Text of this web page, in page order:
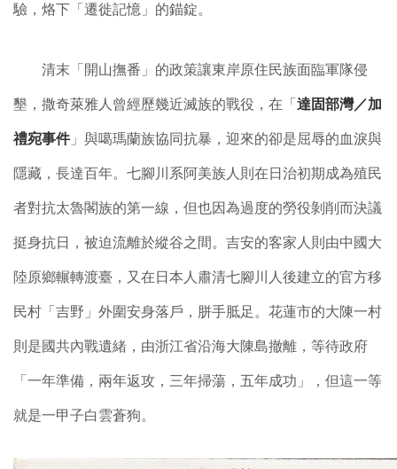
驗，烙下「遷徙記憶」的錨錠。
清末「開山撫番」的政策讓東岸原住民族面臨軍隊侵
墾，撒奇萊雅人曾經歷幾近滅族的戰役，在「 達固部灣／加
禮宛事件」與噶瑪蘭族協同抗暴，迎來的卻是屈辱的血淚與
隱藏，長達百年。七腳川系阿美族人則在日治初期成為殖民
者對抗太魯閣族的第一線，但也因為過度的勞役剝削而決議
挺身抗日，被迫流離於縱谷之間。吉安的客家人則由中國大
陸原鄉輾轉渡臺，又在日本人肅清七腳川人後建立的官方移
民村「吉野」外圍安身落戶，胼手胝足。花蓮市的大陳一村
則是國共內戰遺緒，由浙江省沿海大陳島撤離，等待政府
「一年準備，兩年返攻，三年掃蕩，五年成功」，但這一等
就是一甲子白雲蒼狗。